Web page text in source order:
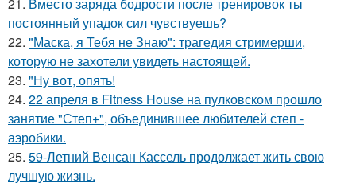
постоянный упадок сил чувствуешь?
22. "Маска, я Тебя не Знаю": трагедия стримерши,
которую не захотели увидеть настоящей.
23. "Ну вот, опять!
24. 22 апреля в Fitness House на пулковском прошло
занятие "Степ+", объединившее любителей степ -
аэробики.
25. 59-Летний Венсан Кассель продолжает жить свою
лучшую жизнь.